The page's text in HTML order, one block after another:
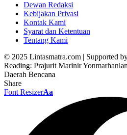
Dewan Redaksi
Kebijakan Privasi
Kontak Kami
Syarat dan Ketentuan
Tentang Kami
© 2025 Lintasmatra.com | Supported
Reading: Prajurit Marinir
Daerah Bencana
Share
Font ResizerAa